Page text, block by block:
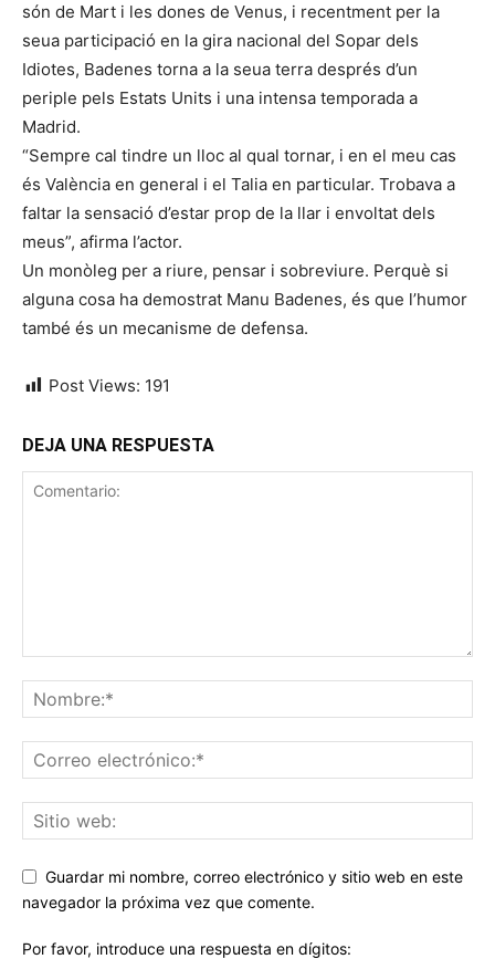
són de Mart i les dones de Venus, i recentment per la
seua participació en la gira nacional del Sopar dels
Idiotes, Badenes torna a la seua terra després d’un
periple pels Estats Units i una intensa temporada a
Madrid.
“Sempre cal tindre un lloc al qual tornar, i en el meu cas
és València en general i el Talia en particular. Trobava a
faltar la sensació d’estar prop de la llar i envoltat dels
meus”, afirma l’actor.
Un monòleg per a riure, pensar i sobreviure. Perquè si
alguna cosa ha demostrat Manu Badenes, és que l’humor
també és un mecanisme de defensa.
Post Views: 191
DEJA UNA RESPUESTA
Guardar mi nombre, correo electrónico y sitio web en este
navegador la próxima vez que comente.
Por favor, introduce una respuesta en dígitos: